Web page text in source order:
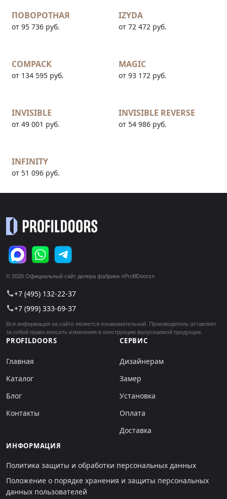
ПОВОРОТНАЯ
от 95 736 руб.
IZYDA
от 72 472 руб.
COMPACK
от 134 595 руб.
MAGIC
от 93 172 руб.
INVISIBLE
от 49 001 руб.
INVISIBLE REVERSE
от 54 986 руб.
INFINITY
от 51 096 руб.
© 2026 Официальный сайт дилера фабрики «ProfilDoors»
call+7 (495) 132-22-37
call+7 (999) 333-69-37
Вся информация на сайте является ознакомительной. Производитель оставляет
за собой право вносить изменения в конструкцию выпускаемой продукции.
PROFILDOORS
Главная
Каталог
Блог
Контакты
СЕРВИС
Дизайнерам
Замер
Установка
Оплата
Доставка
ИНФОРМАЦИЯ
Политика защиты и обработки персональных данных
Положение о порядке хранения и защиты персональных
данных пользователей